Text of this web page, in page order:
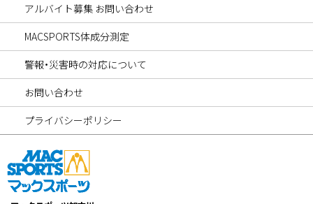
アルバイト募集 お問い合わせ
MACSPORTS体成分測定
警報・災害時の対応について
お問い合わせ
プライバシーポリシー